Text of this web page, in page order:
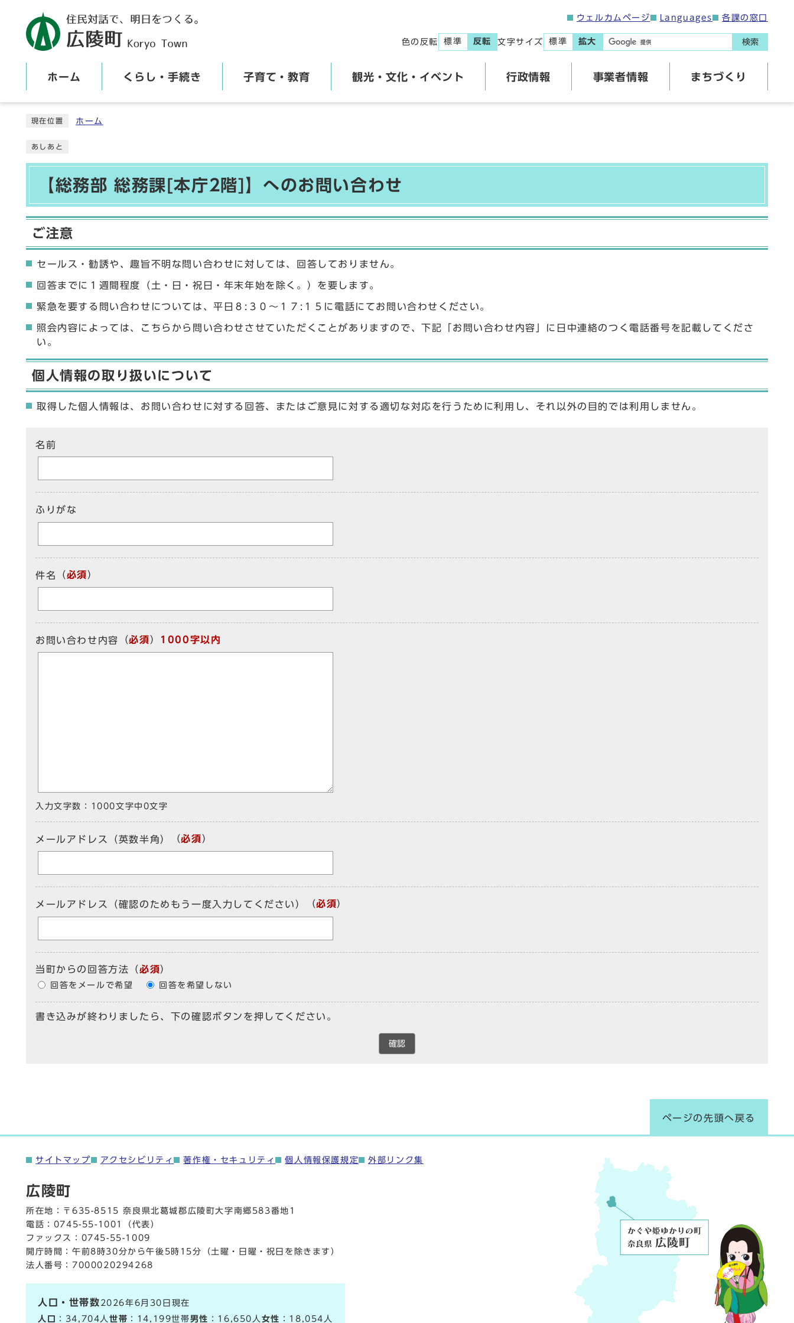
ウェルカムページ Languages 各課の窓口
色の反転 標準 反転 文字サイズ 標準 拡大 検索
ホーム くらし・手続き 子育て・教育 観光・文化・イベント 行政情報 事業者情報 まちづくり
現在位置 ホーム
あしあと
【総務部 総務課[本庁2階]】へのお問い合わせ
ご注意
セールス・勧誘や、趣旨不明な問い合わせに対しては、回答しておりません。
回答までに１週間程度（土・日・祝日・年末年始を除く。）を要します。
緊急を要する問い合わせについては、平日８:３０〜１７:１５に電話にてお問い合わせください。
照会内容によっては、こちらから問い合わせさせていただくことがありますので、下記「お問い合わせ内容」に日中連絡のつく電話番号を記載してくださ
い。
個人情報の取り扱いについて
取得した個人情報は、お問い合わせに対する回答、またはご意見に対する適切な対応を行うために利用し、それ以外の目的では利用しません。
名前
ふりがな
件名 （必須）
お問い合わせ内容 （必須） 1000字以内
入力文字数： 1000文字中 0文字
メールアドレス（英数半角） （必須）
メールアドレス（確認のためもう一度入力してください） （必須）
当町からの回答方法 （必須）
回答をメールで希望 回答を希望しない
書き込みが終わりましたら、下の確認ボタンを押してください。
確認
ページの先頭へ戻る
サイトマップ アクセシビリティ 著作権・セキュリティ 個人情報保護規定 外部リンク集
広陵町
所在地：〒635-8515 奈良県北葛城郡広陵町大字南郷583番地1
電話： 0745-55-1001
（代表）
ファックス：0745-55-1009
開庁時間：午前8時30分から午後5時15分（土曜・日曜・祝日を除きます）
法人番号：7000020294268
人口・世帯数 2026年6月30日現在
人口
：34,704人世帯 ：14,199世帯男性 ：16,650人 女性 ：18,054人